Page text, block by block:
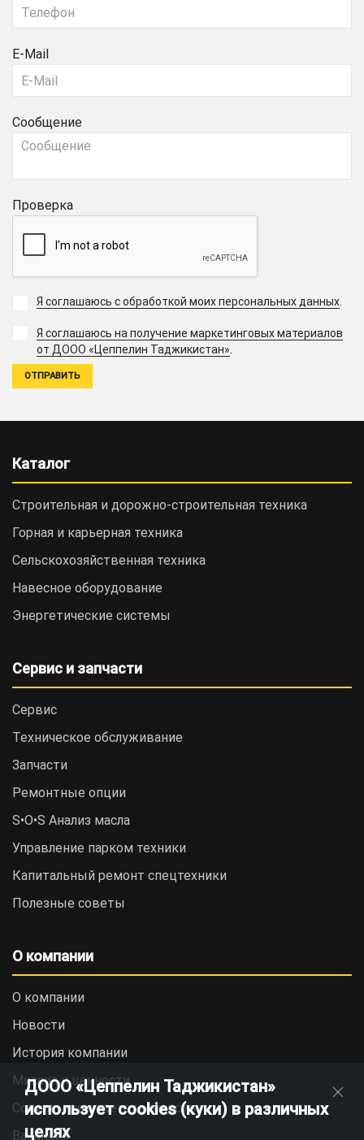
E-Mail
Сообщение
Проверка
Я соглашаюсь с обработкой моих персональных данных
Я соглашаюсь на получение маркетинговых материалов
от ДООО «Цеппелин Таджикистан».
Каталог
Строительная и дорожно-cтроительная техника
Горная и карьерная техника
Сельскохозяйственная техника
Навесное оборудование
Энергетические системы
Сервис и запчасти
Сервис
Техническое обслуживание
Запчасти
Ремонтные опции
S•O•S Анализ масла
Управление парком техники
Капитальный ремонт спецтехники
Полезные советы
О компании
О компании
Новости
История компании
Миссия и ценности
Социальная ответственность
Вакансии
ДООО «Цеппелин Таджикистан»
использует cookies (куки) в различных
целях